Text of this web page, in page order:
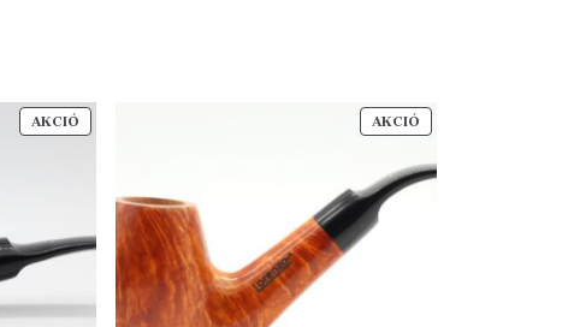
AKCIÓ
TERMÉK
AKCIÓ
TERMÉK